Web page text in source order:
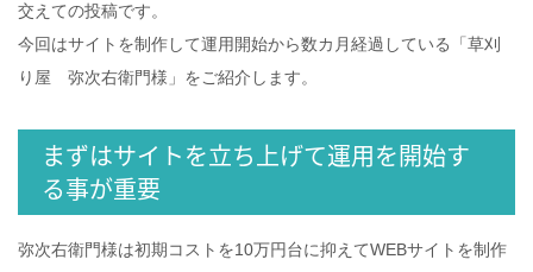
交えての投稿です。
今回はサイトを制作して運用開始から数カ月経過している「草刈
り屋 弥次右衛門様」をご紹介します。
まずはサイトを立ち上げて運用を開始す
る事が重要
弥次右衛門様は初期コストを10万円台に抑えてWEBサイトを制作